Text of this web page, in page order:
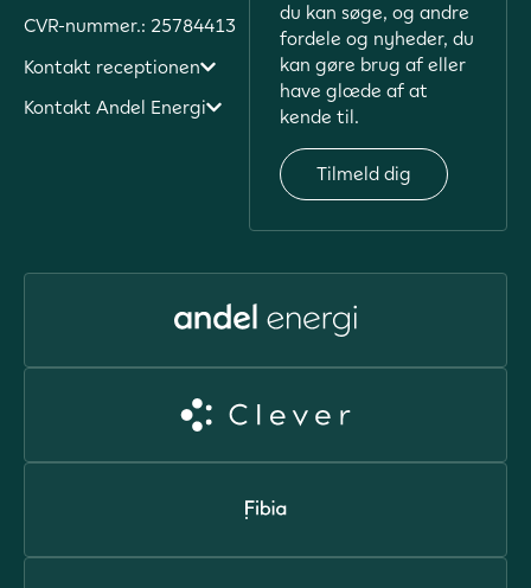
CVR-nummer.: 25784413
Kontakt receptionen
Kontakt Andel Energi
du kan søge, og andre
fordele og nyheder, du
kan gøre brug af eller
have glæde af at
kende til.
Tilmeld dig